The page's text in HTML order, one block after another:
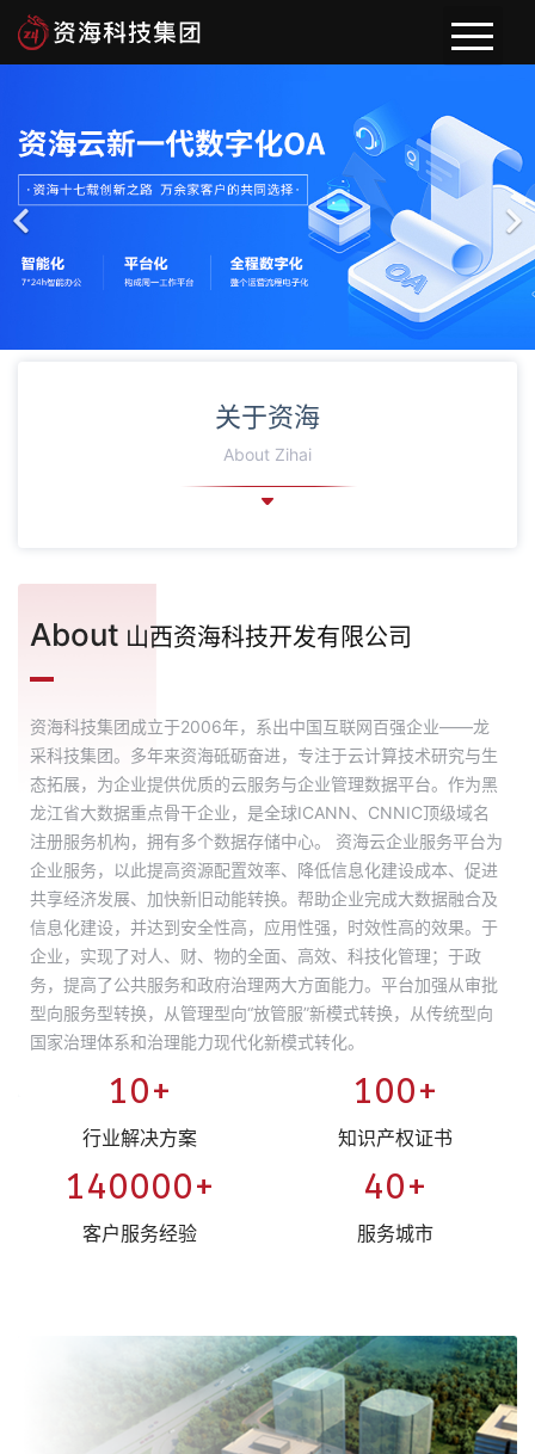
关于资海
案例展示
关于资海
About Zihai
About 山西资海科技开发有限公司
资海科技集团成立于2006年，系出中国互联网百强企业——龙
采科技集团。多年来资海砥砺奋进，专注于云计算技术研究与生
态拓展，为企业提供优质的云服务与企业管理数据平台。作为黑
龙江省大数据重点骨干企业，是全球ICANN、CNNIC顶级域名
注册服务机构，拥有多个数据存储中心。 资海云企业服务平台为
企业服务，以此提高资源配置效率、降低信息化建设成本、促进
共享经济发展、加快新旧动能转换。帮助企业完成大数据融合及
信息化建设，并达到安全性高，应用性强，时效性高的效果。于
企业，实现了对人、财、物的全面、高效、科技化管理；于政
务，提高了公共服务和政府治理两大方面能力。平台加强从审批
型向服务型转换，从管理型向“放管服”新模式转换，从传统型向
国家治理体系和治理能力现代化新模式转化。
10
行业解决方案
100
知识产权证书
140000
客户服务经验
40
服务城市